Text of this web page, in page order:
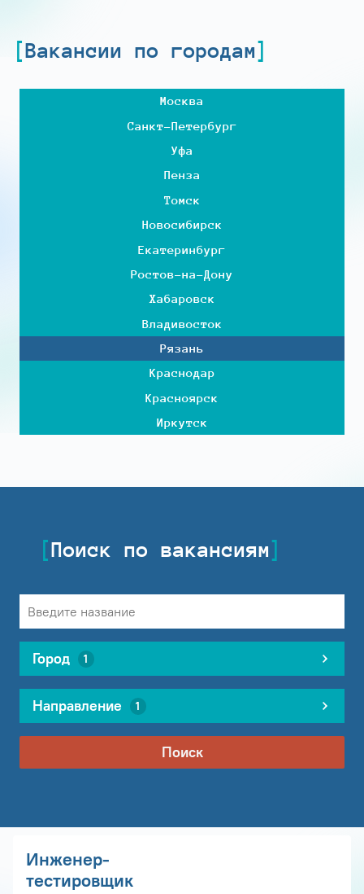
Вакансии по городам
Москва
Санкт-Петербург
Уфа
Пенза
Томск
Новосибирск
Екатеринбург
Ростов-на-Дону
Хабаровск
Владивосток
Рязань
Краснодар
Красноярск
Иркутск
Поиск по вакансиям
Город 1
Направление 1
Поиск
Инженер-
тестировщик